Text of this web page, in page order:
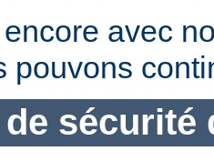
avec
pouvons
sécurité